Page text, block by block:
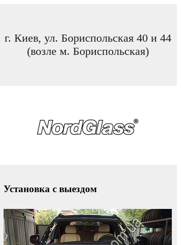
г. Киев, ул. Бориспольская 40 и 44
(возле м. Бориспольская)
Установка с выездом